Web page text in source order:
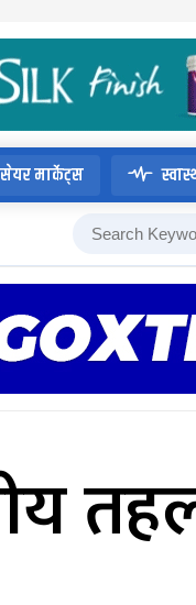
सेयर मार्केट्स